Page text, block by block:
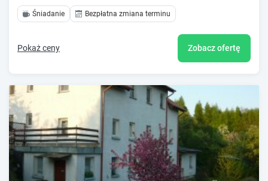
Śniadanie Bezpłatna zmiana terminu
Pokaż ceny Zobacz ofertę